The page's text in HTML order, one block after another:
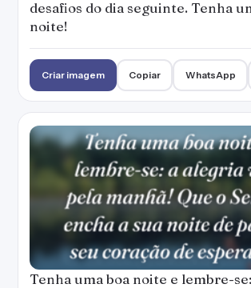
desafios do dia seguinte. Tenha
noite!
Criar imagem Copiar WhatsApp
Tenha uma boa noite e lembre-